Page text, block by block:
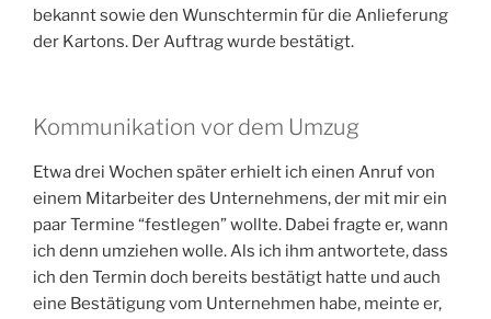
bekannt sowie den Wunschtermin für die Anlieferung
der Kartons. Der Auftrag wurde bestätigt.
Kommunikation vor dem Umzug
Etwa drei Wochen später erhielt ich einen Anruf von
einem Mitarbeiter des Unternehmens, der mit mir ein
paar Termine “festlegen” wollte. Dabei fragte er, wann
ich denn umziehen wolle. Als ich ihm antwortete, dass
ich den Termin doch bereits bestätigt hatte und auch
eine Bestätigung vom Unternehmen habe, meinte er,